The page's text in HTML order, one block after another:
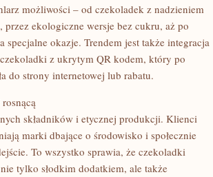
możliwości – od czekoladek z nadzieniem
ekologiczne wersje bez cukru, aż po
specjalne okazje. Trendem jest także integracja
z ukrytym QR kodem, który po
do strony internetowej lub rabatu.
składników i etycznej produkcji. Klienci
marki dbające o środowisko i społecznie
To wszystko sprawia, że czekoladki
tylko słodkim dodatkiem, ale także